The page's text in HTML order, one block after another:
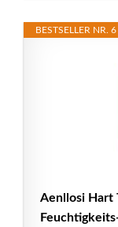
BESTSELLER NR. 6
Aenllosi Hart